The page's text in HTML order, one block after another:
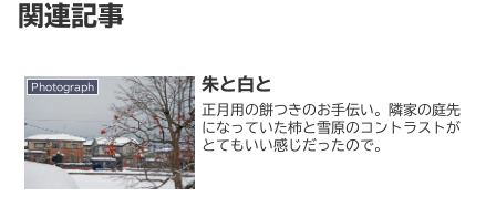
関連記事
Photograph 朱と白と
正月用の餅つきのお手伝い。隣家の庭先
になっていた柿と雪原のコントラストが
とてもいい感じだったので。